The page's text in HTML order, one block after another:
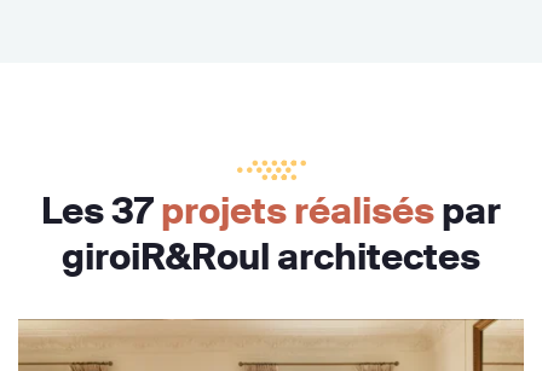
Les 37projets réaliséspar
giroiR&Roul architectes